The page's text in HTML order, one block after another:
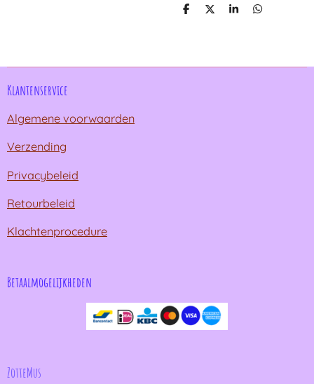
D
D
S
D
Klantenservice
Algemene voorwaarden
Verzending
Privacybeleid
Retourbeleid
Klachtenprocedure
Betaalmogelijkheden
ZotteMus